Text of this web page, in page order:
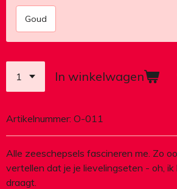
Goud
In winkelwagen
Artikelnummer: O-011
Alle zeeschepsels fascineren me. Zo
vertellen dat je je lievelingseten - oh,
draagt.